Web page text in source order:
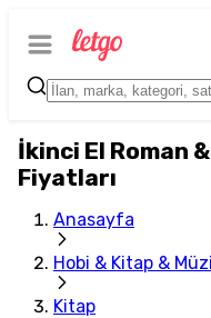
İkinci El Roman
Fiyatları
Anasayfa
Hobi & Kitap &
Kitap